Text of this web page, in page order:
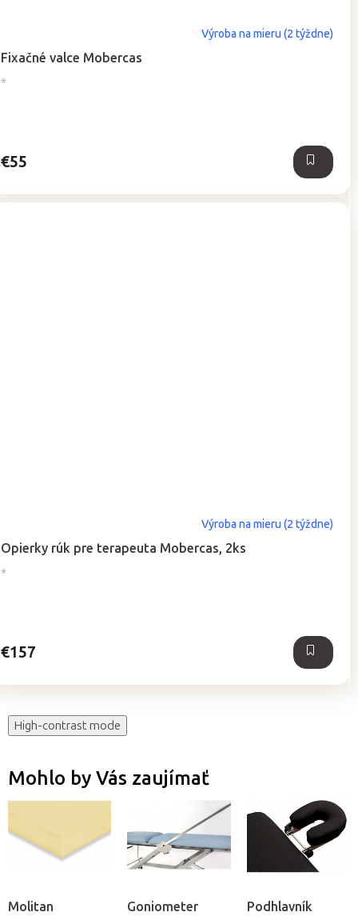
Fixačné valce Mobercas
*
Výroba na mieru (2 týždne)
€55
Opierky rúk pre terapeuta Mobercas, 2ks
*
Výroba na mieru (2 týždne)
€157
High-contrast mode
Mohlo by Vás zaujímať
Molitan
Goniometer
Podhlavník